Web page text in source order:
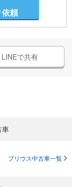
頼
LINEで共有
車
プリウス中古車一覧